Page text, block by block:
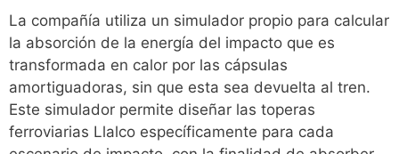
La compañía utiliza un simulador propio para calcular
la absorción de la energía del impacto que es
transformada en calor por las cápsulas
amortiguadoras, sin que esta sea devuelta al tren.
Este simulador permite diseñar las toperas
ferroviarias Llalco específicamente para cada